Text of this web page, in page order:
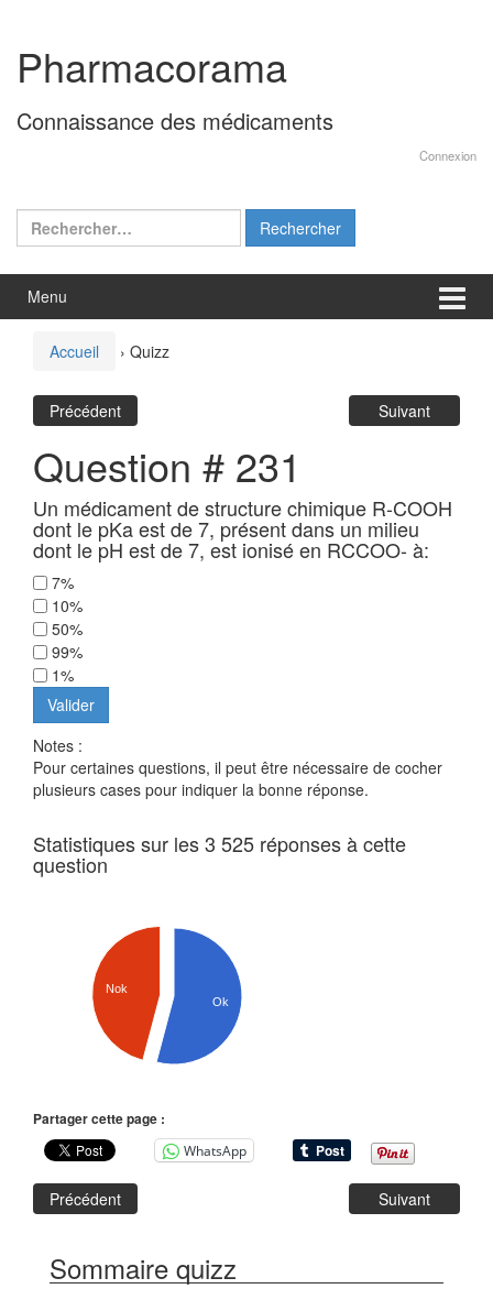
contenu
menu
principal
Pharmacorama
Connaissance des médicaments
Connexion
Rechercher :
Menu
Accueil › Quizz
Précédent Suivant
Question # 231
Un médicament de structure chimique R-COOH
dont le pKa est de 7, présent dans un milieu
dont le pH est de 7, est ionisé en RCCOO- à:
7%
10%
50%
99%
1%
Notes :
Pour certaines questions, il peut être nécessaire de cocher
plusieurs cases pour indiquer la bonne réponse.
Statistiques sur les 3 525 réponses à cette
question
Nok
Ok
Partager cette page :
WhatsApp
Précédent Suivant
Sommaire quizz